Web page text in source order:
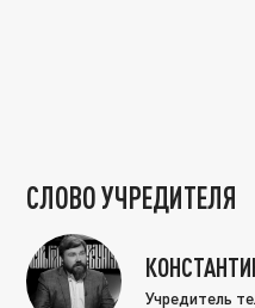
СЛОВО УЧРЕДИТЕЛЯ
Учредитель